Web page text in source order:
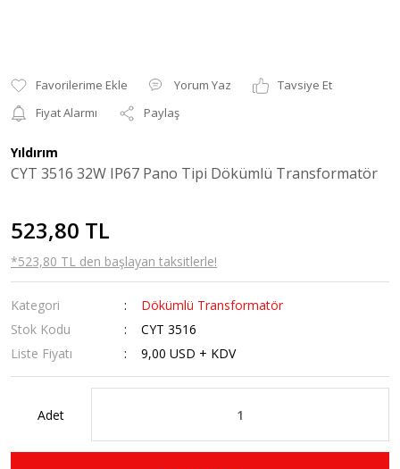
Yorum Yaz
Tavsiye Et
Fiyat Alarmı
Paylaş
Yıldırım
CYT 3516 32W IP67 Pano Tipi Dökümlü Transformatör
523,80 TL
*523,80 TL den başlayan taksitlerle!
Kategori
Dökümlü Transformatör
Stok Kodu
CYT 3516
Liste Fiyatı
9,00 USD + KDV
Adet